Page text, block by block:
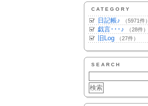
CATEGORY
日記帳♪ （5971件）
戯言･･･♪ （28件）
旧Log （27件）
SEARCH